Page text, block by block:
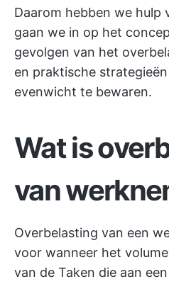
Daarom hebben we hulp
gaan we in op het
gevolgen van het
en praktische
evenwicht te bewaren.
Wat is
van
Overbelasting van een
voor wanneer het
van de Taken die aan